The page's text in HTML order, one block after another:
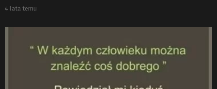
4 lata temu